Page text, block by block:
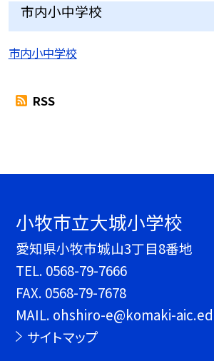
市内小中学校
市内小中学校
RSS
小牧市立大城小学校
愛知県小牧市城山3丁目8番地
TEL. 0568-79-7666
FAX. 0568-79-7678
MAIL. ohshiro-e@komaki-
サイトマップ